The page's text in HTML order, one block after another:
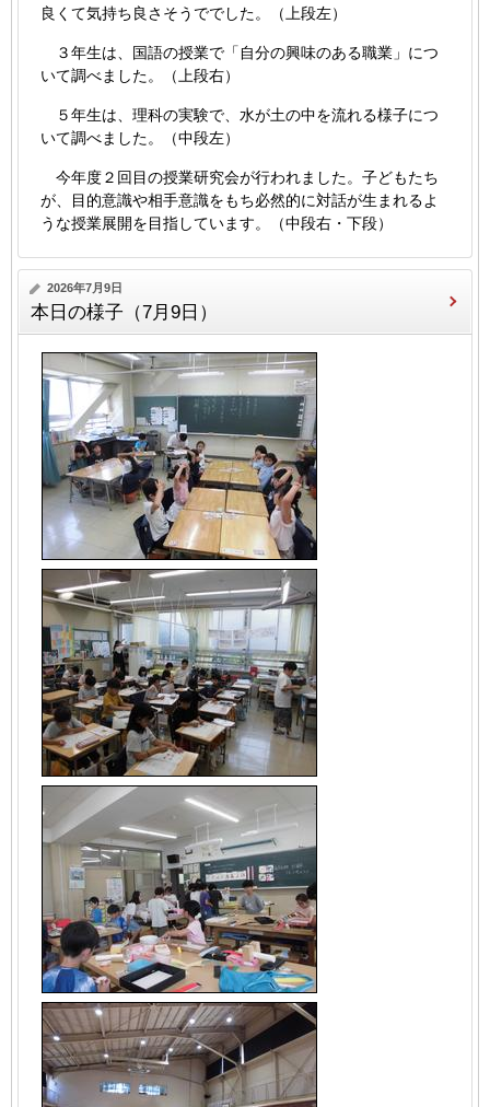
良くて気持ち良さそうででした。（上段左）
３年生は、国語の授業で「自分の興味のある職業」につ
いて調べました。（上段右）
５年生は、理科の実験で、水が土の中を流れる様子につ
いて調べました。（中段左）
今年度２回目の授業研究会が行われました。子どもたち
が、目的意識や相手意識をもち必然的に対話が生まれるよ
うな授業展開を目指しています。（中段右・下段）
2026年7月9日
本日の様子（7月9日）